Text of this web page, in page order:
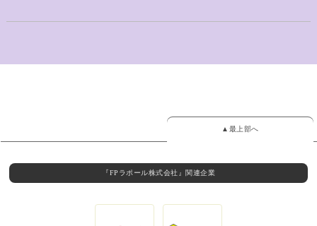
▲最上部へ
『FPラポール株式会社』関連企業